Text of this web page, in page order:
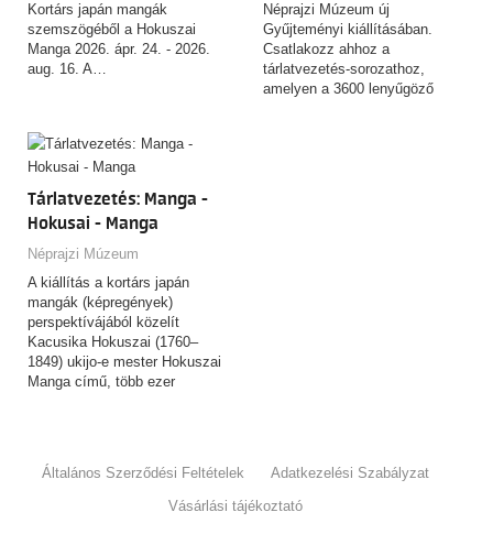
Kortárs japán mangák
szemszögéből a Hokuszai
Manga 2026. ápr. 24. - 2026.
aug. 16. A…
Néprajzi Múzeum új
Gyűjteményi kiállításában.
Csatlakozz ahhoz a
tárlatvezetés-sorozathoz,
amelyen a 3600 lenyűgöző
Tárlatvezetés: Manga -
Hokusai - Manga
Néprajzi Múzeum
A kiállítás a kortárs japán
mangák (képregények)
perspektívájából közelít
Kacusika Hokuszai (1760–
1849) ukijo-e mester Hokuszai
Manga című, több ezer
Általános Szerződési Feltételek
Adatkezelési Szabályzat
Vásárlási tájékoztató